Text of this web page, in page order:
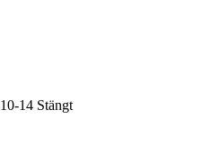
10-14 Stängt